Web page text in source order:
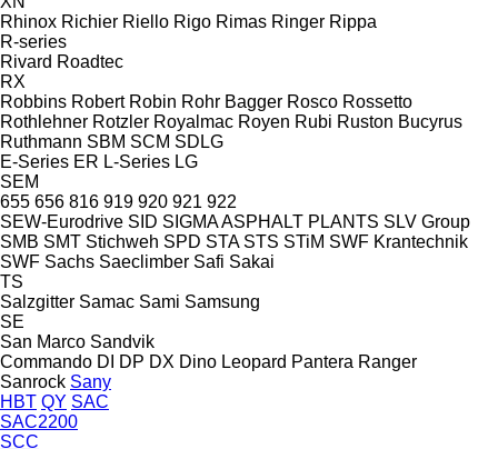
Rhinox Richier Riello Rigo Rimas Ringer Rippa
R-series
Rivard Roadtec
RX
Robbins Robert Robin Rohr Bagger Rosco Rossetto
Rothlehner Rotzler Royalmac Royen Rubi Ruston Bucyrus
Ruthmann SBM SCM SDLG
E-Series ER L-Series LG
SEM
655 656 816 919 920 921 922
SEW-Eurodrive SID SIGMA ASPHALT PLANTS SLV Group
SMB SMT Stichweh SPD STA STS STiM SWF Krantechnik
SWF Sachs Saeclimber Safi Sakai
TS
Salzgitter Samac Sami Samsung
SE
San Marco Sandvik
Commando DI DP DX Dino Leopard Pantera Ranger
Sanrock Sany
HBT QY SAC
SAC2200
SCC